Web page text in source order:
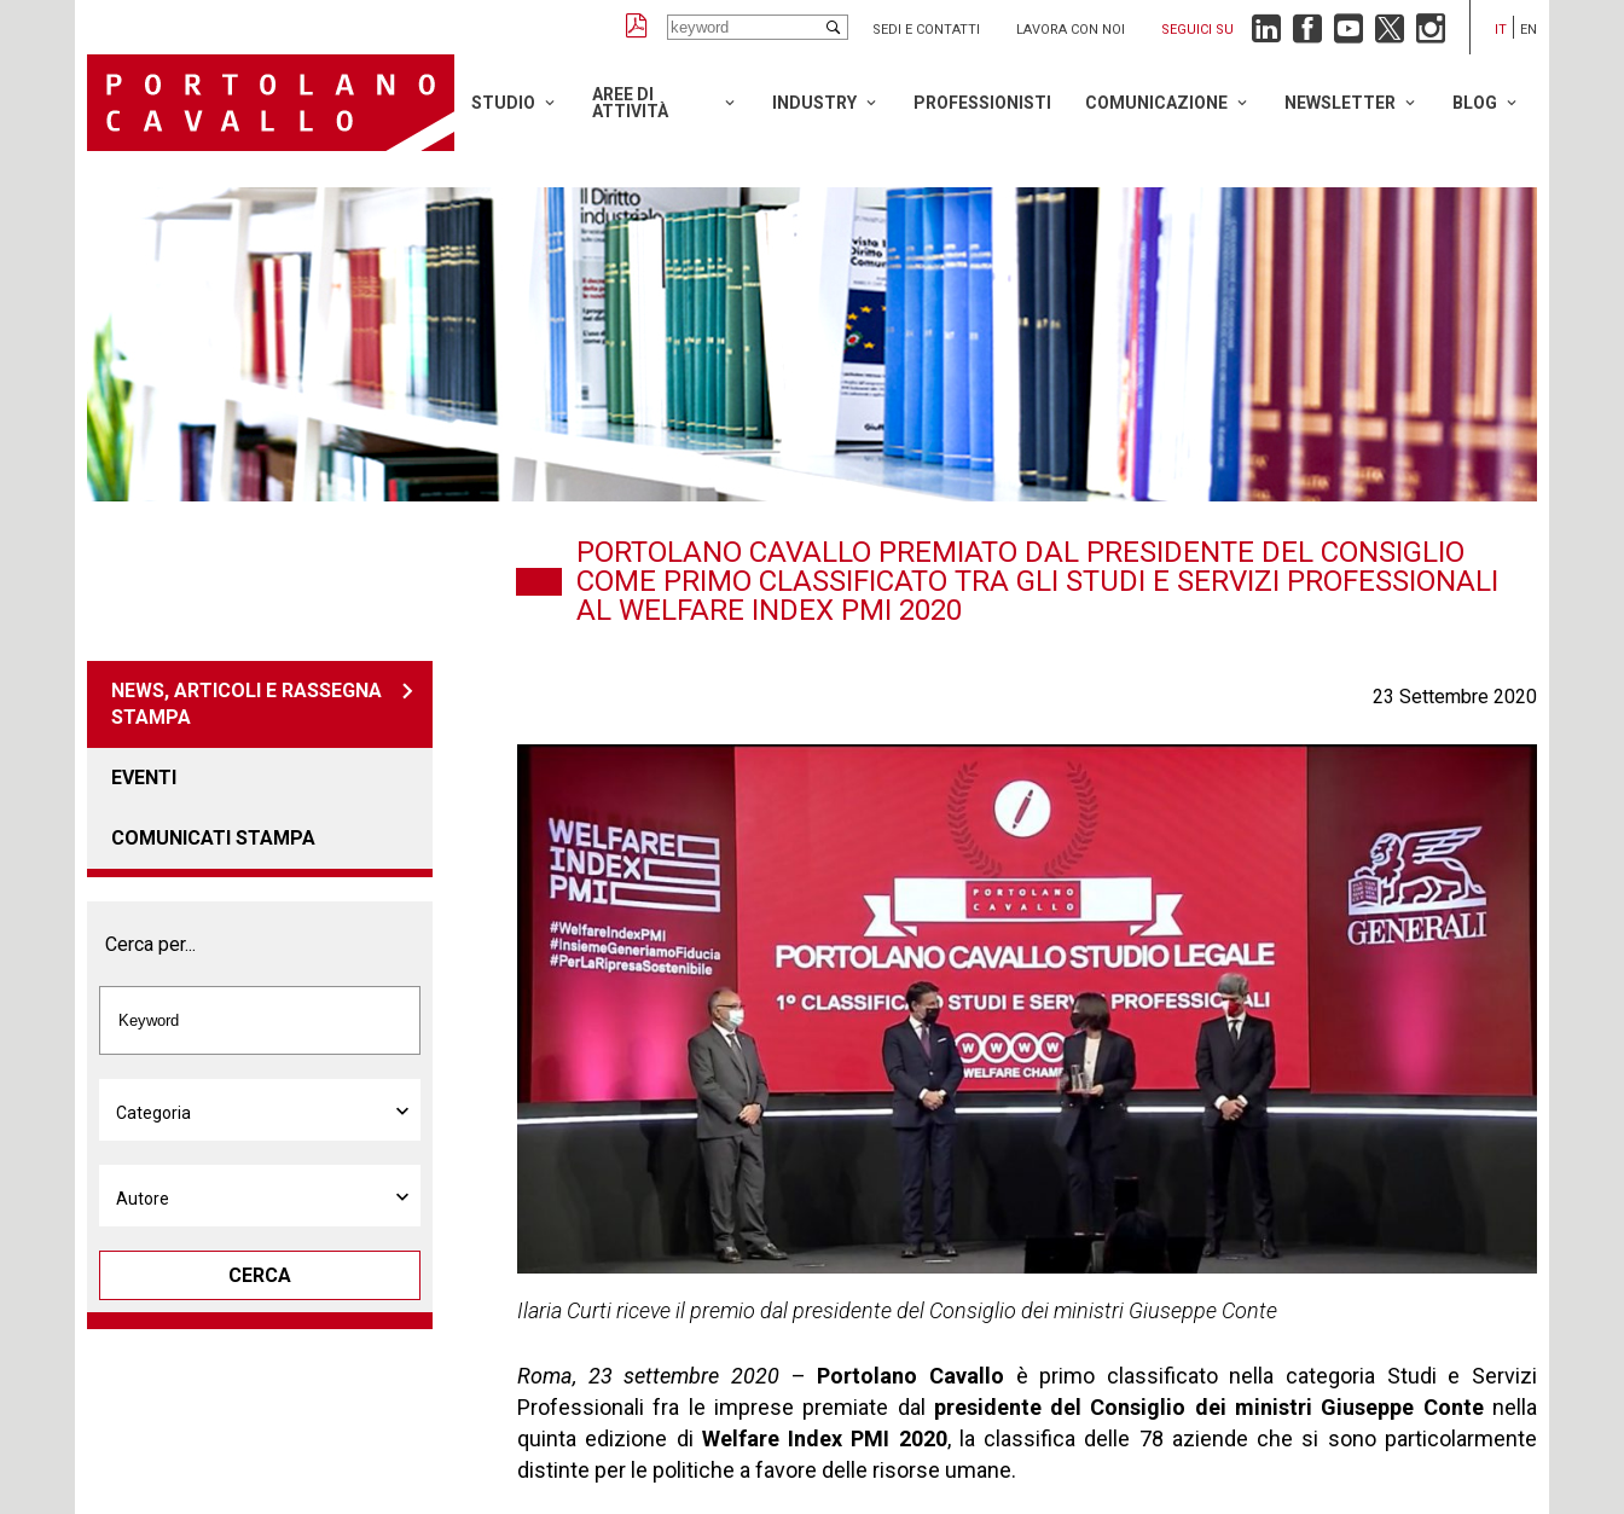
SEDI E CONTATTI LAVORA CON NOI SEGUICI SU IT EN
STUDIO
AREE DI
ATTIVITÀ
INDUSTRY PROFESSIONISTI COMUNICAZIONE NEWSLETTER BLOG
PORTOLANO CAVALLO PREMIATO DAL PRESIDENTE DEL CONSIGLIO
COME PRIMO CLASSIFICATO TRA GLI STUDI E SERVIZI PROFESSIONALI
AL WELFARE INDEX PMI 2020
NEWS, ARTICOLI E RASSEGNA
STAMPA
EVENTI
COMUNICATI STAMPA
Cerca per...
CERCA
23 Settembre 2020
Ilaria Curti riceve il premio dal presidente del Consiglio dei ministri Giuseppe Conte
Roma, 23 settembre 2020 – Portolano Cavallo è primo classificato nella categoria Studi e Servizi
Professionali fra le imprese premiate dal presidente del Consiglio dei ministri Giuseppe Conte nella
quinta edizione di Welfare Index PMI 2020, la classifica delle 78 aziende che si sono particolarmente
distinte per le politiche a favore delle risorse umane.